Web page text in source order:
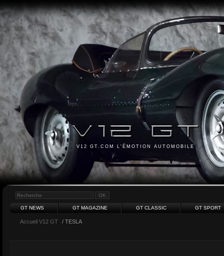
V12 GT.COM L'ÉMOTION AUTOMOBILE
GT NEWS GT MAGAZINE GT CLASSIC GT SPORT
Accueil V12 GT / TESLA